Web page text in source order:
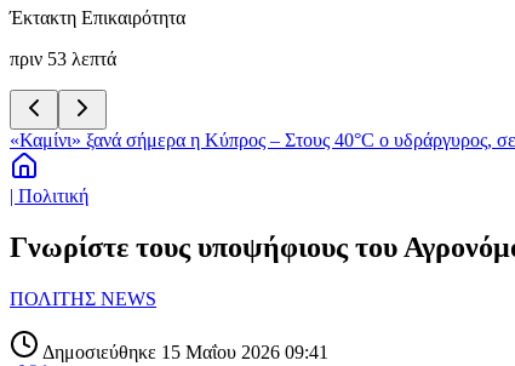
Έκτακτη Επικαιρότητα
πριν 53 λεπτά
«Καμίνι» ξανά σήμερα η Κύπρος – Στους 40°C ο υδράργυρος, σε
| Πολιτική
Γνωρίστε τους υποψήφιους του
ΠΟΛΙΤΗΣ NEWS
Δημοσιεύθηκε 15 Μαΐου 2026 09:41